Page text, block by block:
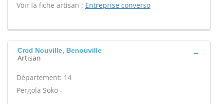
Voir la fiche artisan : Entreprise converso
Crcd Nouville, Benouville
Artisan
Département: 14
Pergola Soko -